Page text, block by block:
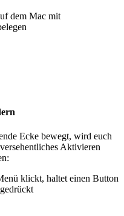
dem Mac mit
Ecke bewegt, wird euch
Aktivieren
klickt, haltet einen Button